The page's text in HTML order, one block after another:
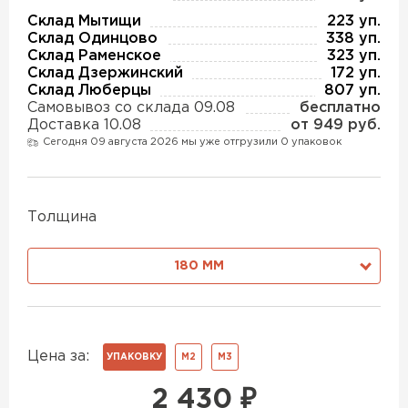
Склад Мытищи
223 уп.
Склад Одинцово
338 уп.
Склад Раменское
323 уп.
Склад Дзержинский
172 уп.
Склад Люберцы
807 уп.
Самовывоз со склада 09.08
бесплатно
Доставка 10.08
от 949 руб.
Сегодня 09 августа 2026 мы уже отгрузили 0 упаковок
Толщина
180 ММ
Цена за: УПАКОВКУ М2 М3
2 430 ₽
Утеплитель Ruspanel
ПЕРЕЙТИ
Утеплитель Юматекс
Утеплитель Теплекс
Утеплитель Дирок